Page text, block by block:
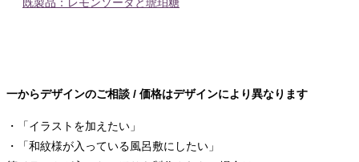
既製品：レモンソーダと琥珀糖
一からデザインのご相談 / 価格はデザインにより異なります
・「イラストを加えたい」
・「和紋様が入っている風呂敷にしたい」